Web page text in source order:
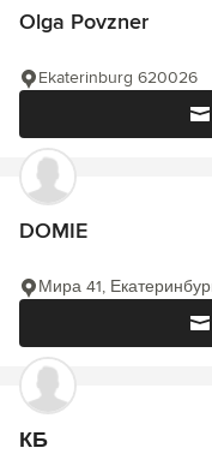
Olga Povzner
Ekaterinburg 620026
DOMIE
Мира 41,
КБ